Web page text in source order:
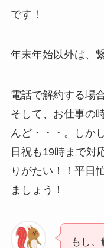
です！
年末年始以外は、
電話で解約する場
そして、お仕事の
んど・・・。しか
日祝も19時まで対
りがたい！！平日
ましょう！
もし